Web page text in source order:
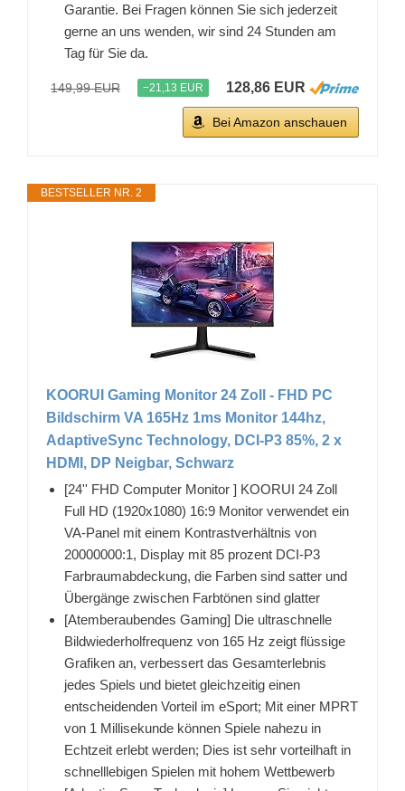
Garantie. Bei Fragen können Sie sich jederzeit
gerne an uns wenden, wir sind 24 Stunden am
Tag für Sie da.
149,99 EUR −21,13 EUR 128,86 EUR
Bei Amazon anschauen
BESTSELLER NR. 2
KOORUI Gaming Monitor 24 Zoll - FHD PC
Bildschirm VA 165Hz 1ms Monitor 144hz,
AdaptiveSync Technology, DCI-P3 85%, 2 x
HDMI, DP Neigbar, Schwarz
[24'' FHD Computer Monitor ] KOORUI 24 Zoll
Full HD (1920x1080) 16:9 Monitor verwendet ein
VA-Panel mit einem Kontrastverhältnis von
20000000:1, Display mit 85 prozent DCI-P3
Farbraumabdeckung, die Farben sind satter und
Übergänge zwischen Farbtönen sind glatter
[Atemberaubendes Gaming] Die ultraschnelle
Bildwiederholfrequenz von 165 Hz zeigt flüssige
Grafiken an, verbessert das Gesamterlebnis
jedes Spiels und bietet gleichzeitig einen
entscheidenden Vorteil im eSport; Mit einer MPRT
von 1 Millisekunde können Spiele nahezu in
Echtzeit erlebt werden; Dies ist sehr vorteilhaft in
schnelllebigen Spielen mit hohem Wettbewerb